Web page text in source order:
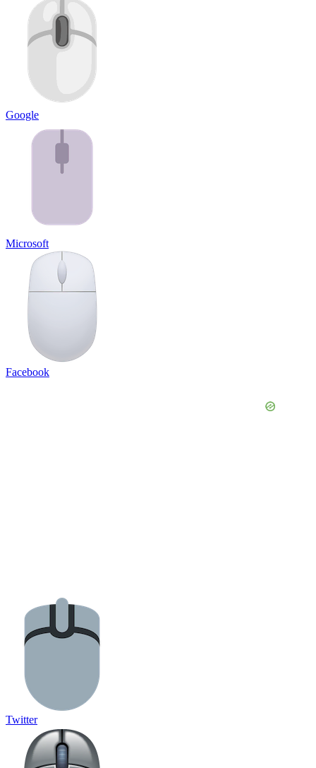
Google
Microsoft
Facebook
Twitter